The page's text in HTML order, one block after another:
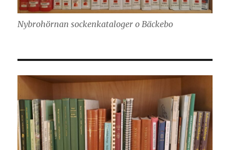
Nybrohörnan sockenkataloger o Bäckebo